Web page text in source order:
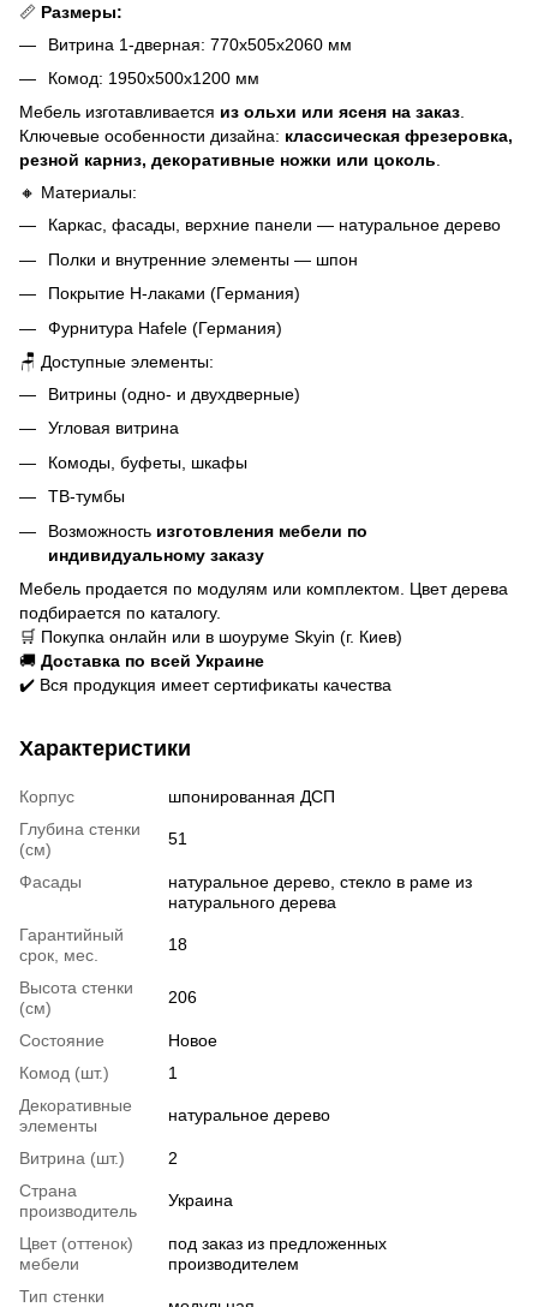
📏 Размеры:
Витрина 1-дверная: 770х505х2060 мм
Комод: 1950х500х1200 мм
Мебель изготавливается из ольхи или ясеня на заказ.
Ключевые особенности дизайна: классическая фрезеровка,
резной карниз, декоративные ножки или цоколь.
🔸 Материалы:
Каркас, фасады, верхние панели — натуральное дерево
Полки и внутренние элементы — шпон
Покрытие Н-лаками (Германия)
Фурнитура Hafele (Германия)
🪑 Доступные элементы:
Витрины (одно- и двухдверные)
Угловая витрина
Комоды, буфеты, шкафы
ТВ-тумбы
Возможность изготовления мебели по
индивидуальному заказу
Мебель продается по модулям или комплектом. Цвет дерева
подбирается по каталогу.
🛒 Покупка онлайн или в шоуруме Skyin (г. Киев)
🚚 Доставка по всей Украине
✔️ Вся продукция имеет сертификаты качества
Характеристики
Корпус
шпонированная ДСП
Глубина стенки
(см)
51
Фасады
натуральное дерево, стекло в раме из
натурального дерева
Гарантийный
срок, мес.
18
Высота стенки
(см)
206
Состояние
Новое
Комод (шт.)
1
Декоративные
элементы
натуральное дерево
Витрина (шт.)
2
Страна
производитель
Украина
Цвет (оттенок)
мебели
под заказ из предложенных
производителем
Тип стенки